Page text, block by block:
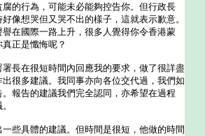
的行為，可能未必能夠控告你。但行政長
像想哭但又哭不出的樣子，這就表示歉意。
在國際一路上升，很多人覺得你令香港蒙
正是懺悔呢？
長在很短時間內回應我的要求，做了很詳盡
很多建議。我同事亦向各位交代過，我們如
報告的建議我們完全認同，亦希望在過程
具體的建議。但時間是很短，他做的時間